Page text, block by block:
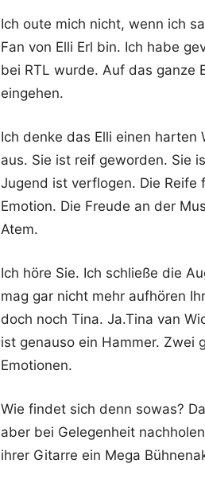
Ich oute mich nicht, wenn ich
Fan von Elli Erl bin. Ich habe
bei RTL wurde. Auf das ganze
eingehen.
Ich denke das Elli einen
aus. Sie ist reif geworden. Sie
Jugend ist verflogen. Die
Emotion. Die Freude an der
Atem.
Ich höre Sie. Ich schließe die
mag gar nicht mehr aufhören
doch noch Tina. Ja.Tina van
ist genauso ein Hammer. Zwei
Emotionen.
Wie findet sich denn sowas?
aber bei Gelegenheit
ihrer Gitarre ein Mega